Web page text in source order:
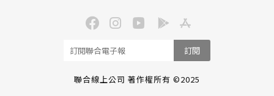
訂閱
聯合線上公司 著作權所有 ©2025